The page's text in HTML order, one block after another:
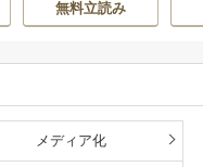
の学園で無双する
/taskey STUDI
無料立読み
メディア化